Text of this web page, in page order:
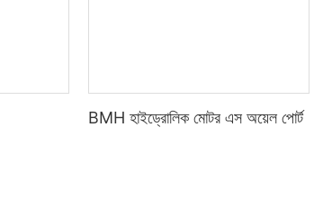
BMH হাইড্রোলিক মোটর এস অয়েল পোর্ট